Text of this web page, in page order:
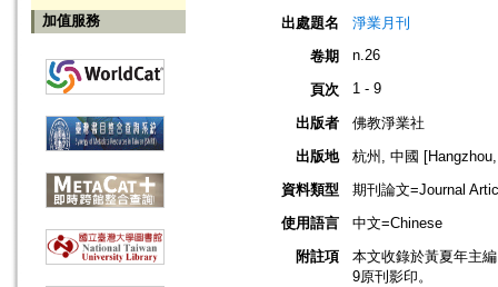
加值服務
出處題名
淨業月刊
卷期
n.26
頁次 1 - 9
出版者
佛教淨業社
出版地
杭州, 中國
資料類型
期刊論文=Journal
使用語言
中文=Chinese
附註項
本文收錄於黃夏年主
9原刊影印。